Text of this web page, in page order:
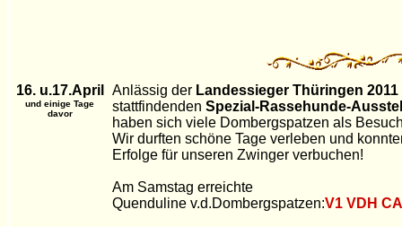
16. u.17.April
und einige Tage
davor
Anlässig der Landessieger Thüringen 2011
stattfindenden Spezial-Rassehunde-
haben sich viele Dombergspatzen als
Wir durften schöne Tage verleben und
Erfolge für unseren Zwinger verbuchen!
Am Samstag erreichte
Quenduline v.d.Dombergspatzen:V1 VDH